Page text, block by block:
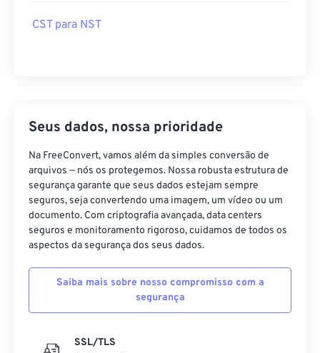
CST para NST
Seus dados, nossa prioridade
Na FreeConvert, vamos além da simples conversão de
arquivos — nós os protegemos. Nossa robusta estrutura de
segurança garante que seus dados estejam sempre
seguros, seja convertendo uma imagem, um vídeo ou um
documento. Com criptografia avançada, data centers
seguros e monitoramento rigoroso, cuidamos de todos os
aspectos da segurança dos seus dados.
Saiba mais sobre nosso compromisso com a
segurança
SSL/TLS